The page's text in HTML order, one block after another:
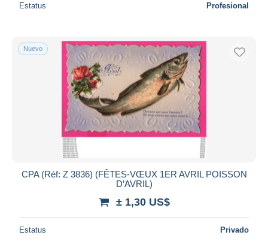
Estatus Profesional
Nuevo
CPA (Réf: Z 3836) (FÊTES-VŒUX 1ER AVRIL POISSON
D’AVRIL)
± 1,30 US$
Estatus Privado